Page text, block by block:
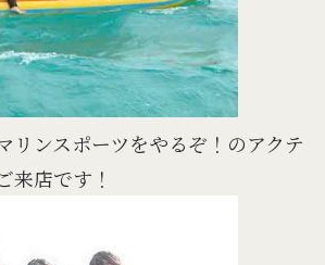
リンスポーツをやるぞ！のアクテ
来店です！